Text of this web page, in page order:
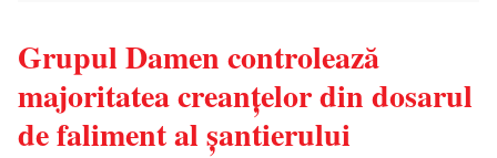
Grupul Damen controlează
majoritatea creanțelor din dosarul
de faliment al șantierului